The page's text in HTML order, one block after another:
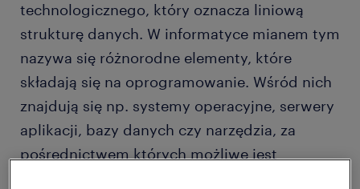
technologicznego, który oznacza liniową
strukturę danych. W informatyce mianem tym
nazywa się różnorodne elementy, które
składają się na oprogramowanie. Wśród nich
znajdują się np. systemy operacyjne, serwery
aplikacji, bazy danych czy narzędzia, za
pośrednictwem których możliwe jest